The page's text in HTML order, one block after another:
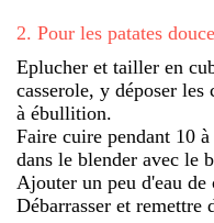
2. Pour les patates
Eplucher et tailler en
casserole, y déposer les
à ébullition.
Faire cuire pendant 10
dans le blender avec le
Ajouter un peu d'eau de
Débarrasser et remettre